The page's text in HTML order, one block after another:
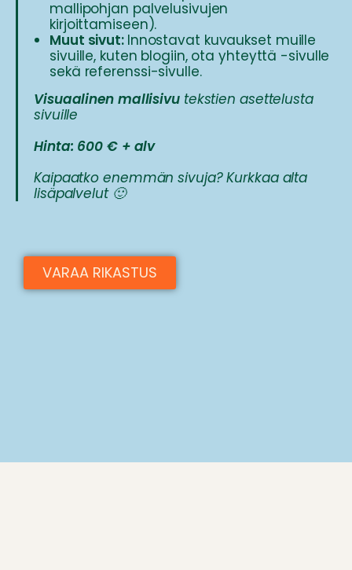
mallipohjan palvelusivujen
kirjoittamiseen).
Muut sivut: Innostavat kuvaukset muille
sivuille, kuten blogiin, ota yhteyttä -sivulle
sekä referenssi-sivulle.
Visuaalinen mallisivutekstien asettelusta
sivuille
Hinta: 600 € + alv
Kaipaatko enemmän sivuja? Kurkkaa alta
lisäpalvelut 🙂
VARAA RIKASTUS